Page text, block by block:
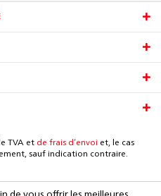
TVA et de frais d’envoi et, le cas
sauf indication contraire.